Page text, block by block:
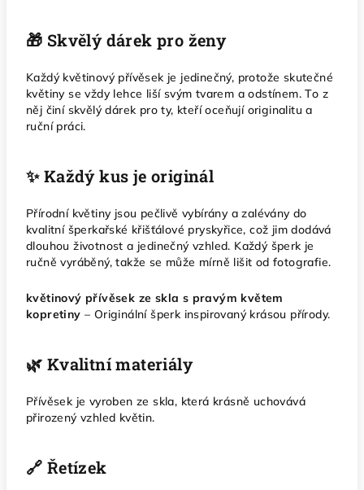
🎁 Skvělý dárek pro ženy
Každý květinový přívěsek je jedinečný, protože skutečné
květiny se vždy lehce liší svým tvarem a odstínem. To z
něj činí skvělý dárek pro ty, kteří oceňují originalitu a
ruční práci.
✨ Každý kus je originál
Přírodní květiny jsou pečlivě vybírány a zalévány do
kvalitní šperkařské křišťálové pryskyřice, což jim dodává
dlouhou životnost a jedinečný vzhled. Každý šperk je
ručně vyráběný, takže se může mírně lišit od fotografie.
květinový přívěsek ze skla s pravým květem
kopretiny – Originální šperk inspirovaný krásou přírody.
🌿 Kvalitní materiály
Přívěsek je vyroben ze skla, která krásně uchovává
přirozený vzhled květin.
🔗 Řetízek